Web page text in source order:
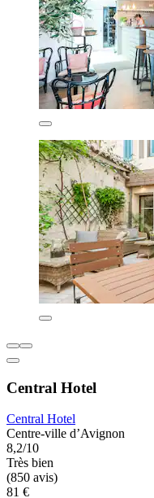
Central Hotel
Central Hotel
Centre-ville d’Avignon
8,2/10
Très bien
(850 avis)
81 €